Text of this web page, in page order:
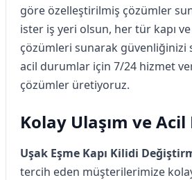
göre özelleştirilmiş çözümler
ister iş yeri olsun, her tür kapı
çözümleri sunarak güvenliğinizi
acil durumlar için 7/24 hizmet
çözümler üretiyoruz.
Kolay Ulaşım ve
Uşak Eşme Kapı Kilidi
tercih eden müşterilerimize kolay